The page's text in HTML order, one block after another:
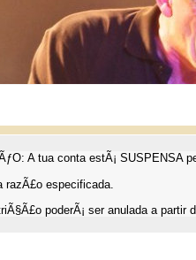
A tua conta estÃ¡ SUSPENSA
razÃ£o especificada.
poderÃ¡ ser anulada a partir